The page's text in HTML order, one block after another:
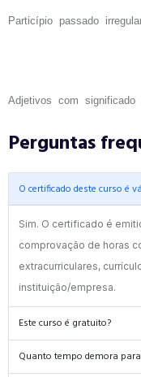
Particípio passado
Adjetivos com
Perguntas
O certificado deste curso é
Sim. O certificado é
comprovação de horas
extracurriculares,
instituição/empresa.
Este curso é gratuito?
Quanto tempo demora